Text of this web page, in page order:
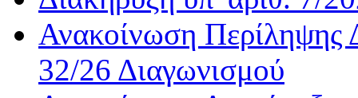
Ανακοίνωση Περίληψης
32/26 Διαγωνισμού